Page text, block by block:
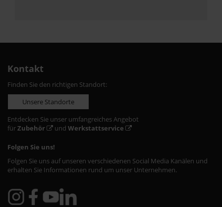
Kontakt
Finden Sie den richtigen Standort:
Unsere Standorte
Entdecken Sie unser umfangreiches Angebot
fürZubehör und Werkstattservice
Folgen Sie uns!
Folgen Sie uns auf unseren verschiedenen Social Media Kanälen und
erhalten Sie Informationen rund um unser Unternehmen.